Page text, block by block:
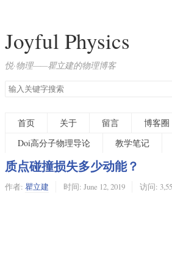
Joyful Physics
悦·物理——瞿立建的物理博客
搜
首页 关于 留言 博客圈
Doi高分子物理导论
教学笔记
质点碰撞损失多少动能？
作者: 瞿立建 时间: June 12, 2019 访问: